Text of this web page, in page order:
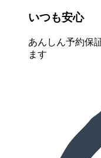
いつも安心
あんしん予約保
ます